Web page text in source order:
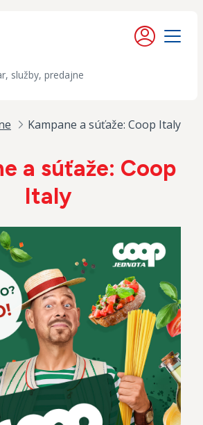
Moje konto
Menu
Kampane a súťaže: Coop Italy
a súťaže: Coop
Italy